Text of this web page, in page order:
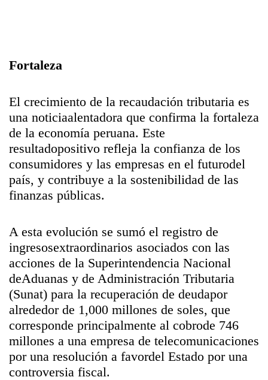
Fortaleza
El crecimiento de la recaudación tributaria es
una noticiaalentadora que confirma la fortaleza
de la economía peruana. Este
resultadopositivo refleja la confianza de los
consumidores y las empresas en el futurodel
país, y contribuye a la sostenibilidad de las
finanzas públicas.
A esta evolución se sumó el registro de
ingresosextraordinarios asociados con las
acciones de la Superintendencia Nacional
deAduanas y de Administración Tributaria
(Sunat) para la recuperación de deudapor
alrededor de 1,000 millones de soles, que
corresponde principalmente al cobrode 746
millones a una empresa de telecomunicaciones
por una resolución a favordel Estado por una
controversia fiscal.